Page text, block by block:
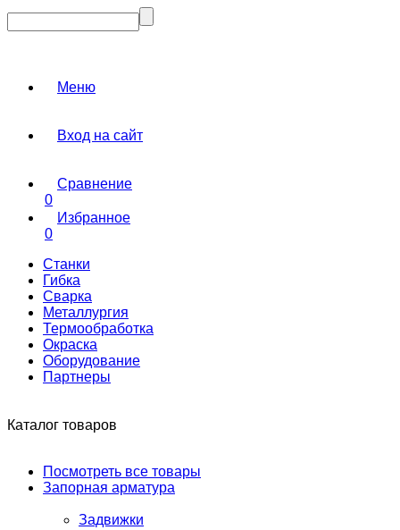
Меню
Вход на сайт
Сравнение
0
Избранное
0
Станки
Гибка
Сварка
Металлургия
Термообработка
Окраска
Оборудование
Партнеры
Каталог товаров
Посмотреть все товары
Запорная арматура
Задвижки